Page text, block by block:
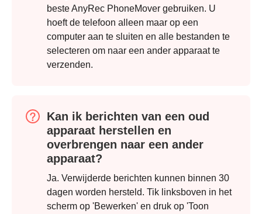
beste AnyRec PhoneMover gebruiken. U
hoeft de telefoon alleen maar op een
computer aan te sluiten en alle bestanden te
selecteren om naar een ander apparaat te
verzenden.
Kan ik berichten van een oud
apparaat herstellen en
overbrengen naar een ander
apparaat?
Ja. Verwijderde berichten kunnen binnen 30
dagen worden hersteld. Tik linksboven in het
scherm op 'Bewerken' en druk op 'Toon